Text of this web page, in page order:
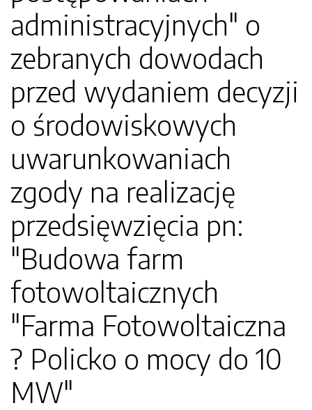
administracyjnych" o
zebranych dowodach
przed wydaniem decyzji
o środowiskowych
uwarunkowaniach
zgody na realizację
przedsięwzięcia pn:
"Budowa farm
fotowoltaicznych
"Farma Fotowoltaiczna
? Policko o mocy do 10
MW"